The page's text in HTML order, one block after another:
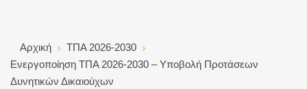
Αρχική
ΤΠΑ 2026-2030
Ενεργοποίηση ΤΠΑ 2026-2030 – Υποβολή Προτάσεων
Δυνητικών Δικαιούχων